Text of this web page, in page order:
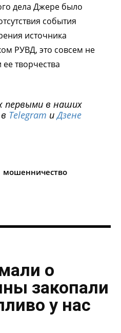
дела Джере было
события
источника
РУВД, это совсем не
творчества
первыми в наших
Telegram иДзене
мошенничество
о
закопали
у нас